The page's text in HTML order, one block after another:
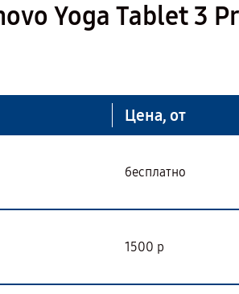
Yoga Tablet 3
Цена, от
бесплатно
1500 р